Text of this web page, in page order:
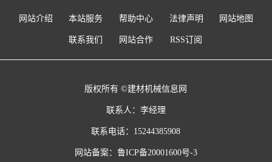
网站介绍 本站服务 帮助中心 法律声明 网站地图
联系我们 网站合作 RSS订阅
版权所有 ©建材机械信息网
联系人：李经理
联系电话：15244385908
网站备案： 鲁ICP备20001600号-3